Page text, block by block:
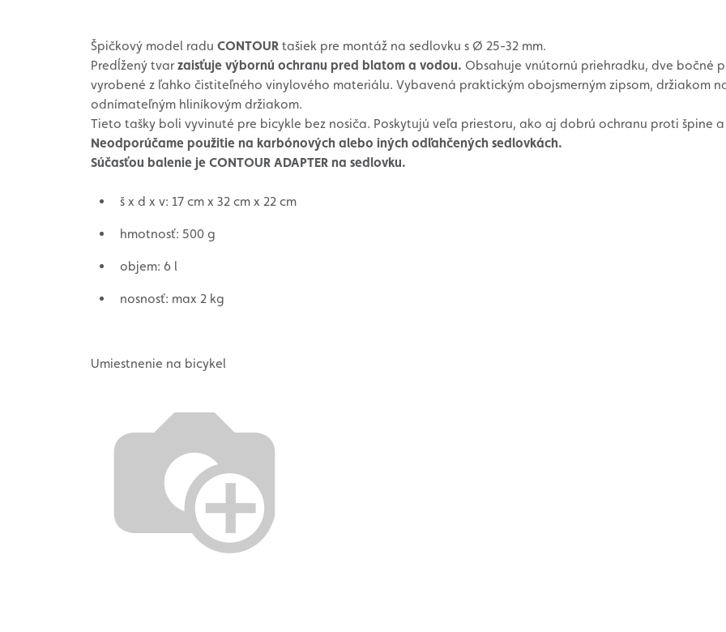
Špičkový model radu CONTOUR tašiek pre montáž na sedlovku s Ø 25-32 mm.
Predĺžený tvarzaisťuje výbornú ochranu pred blatom a vodou. Obsahuje vnútornú priehradku, dve bočné
vyrobené z ľahko čistiteľného vinylového materiálu. Vybavená praktickým obojsmerným zipsom, držiakom
odnímateľným hliníkovým držiakom.
Tieto tašky boli vyvinuté pre bicykle bez nosiča. Poskytujú veľa priestoru, ako aj dobrú ochranu proti špine
Neodporúčame použitie na karbónových alebo iných odľahčených sedlovkách.
Súčasťou balenie je CONTOUR ADAPTER na sedlovku.
š x d x v: 17 cm x 32 cm x 22 cm
hmotnosť: 500 g
objem: 6 l
nosnosť: max 2 kg
Umiestnenie na bicykel